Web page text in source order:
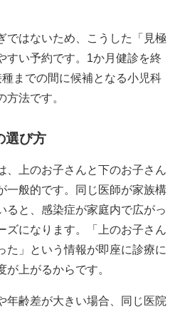
ではないため、こうした「見極
すい予約です。1か月健診を終
までの間に候補となる小児科
方法です。
選び方
、上のお子さんと下のお子さん
一般的です。同じ医師が家族構
ると、感染症が家庭内で広がっ
ズになります。「上のお子さん
た」という情報が即座に診療に
が上がるからです。
年齢差が大きい場合、同じ医院